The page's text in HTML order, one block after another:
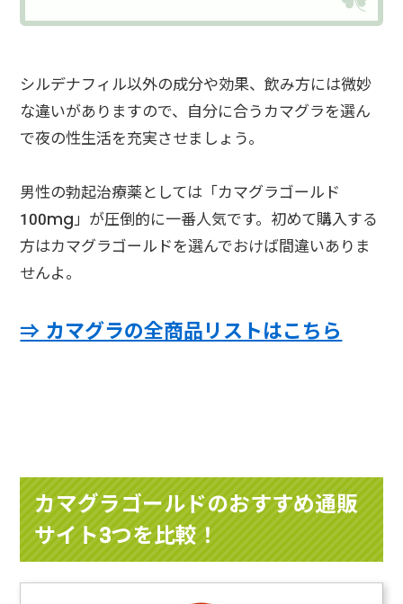
シルデナフィル以外の成分や効果、飲み方には微妙
な違いがありますので、自分に合うカマグラを選ん
で夜の性生活を充実させましょう。
男性の勃起治療薬としては「カマグラゴールド
100mg」が圧倒的に一番人気です。初めて購入する
方はカマグラゴールドを選んでおけば間違いありま
せんよ。
⇒ カマグラの全商品リストはこちら
カマグラゴールドのおすすめ通販
サイト3つを比較！